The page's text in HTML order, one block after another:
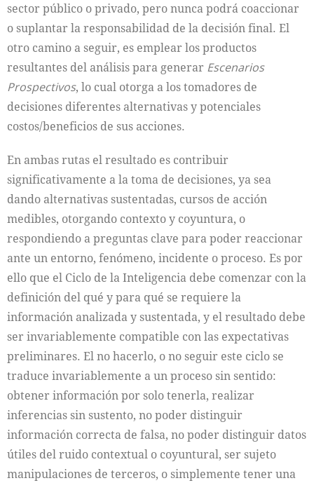
sector público o privado, pero nunca podrá coaccionar
o suplantar la responsabilidad de la decisión final. El
otro camino a seguir, es emplear los productos
resultantes del análisis para generar Escenarios
Prospectivos, lo cual otorga a los tomadores de
decisiones diferentes alternativas y potenciales
costos/beneficios de sus acciones.
En ambas rutas el resultado es contribuir
significativamente a la toma de decisiones, ya sea
dando alternativas sustentadas, cursos de acción
medibles, otorgando contexto y coyuntura, o
respondiendo a preguntas clave para poder reaccionar
ante un entorno, fenómeno, incidente o proceso. Es por
ello que el Ciclo de la Inteligencia debe comenzar con la
definición del qué y para qué se requiere la
información analizada y sustentada, y el resultado debe
ser invariablemente compatible con las expectativas
preliminares. El no hacerlo, o no seguir este ciclo se
traduce invariablemente a un proceso sin sentido:
obtener información por solo tenerla, realizar
inferencias sin sustento, no poder distinguir
información correcta de falsa, no poder distinguir datos
útiles del ruido contextual o coyuntural, ser sujeto
manipulaciones de terceros, o simplemente tener una